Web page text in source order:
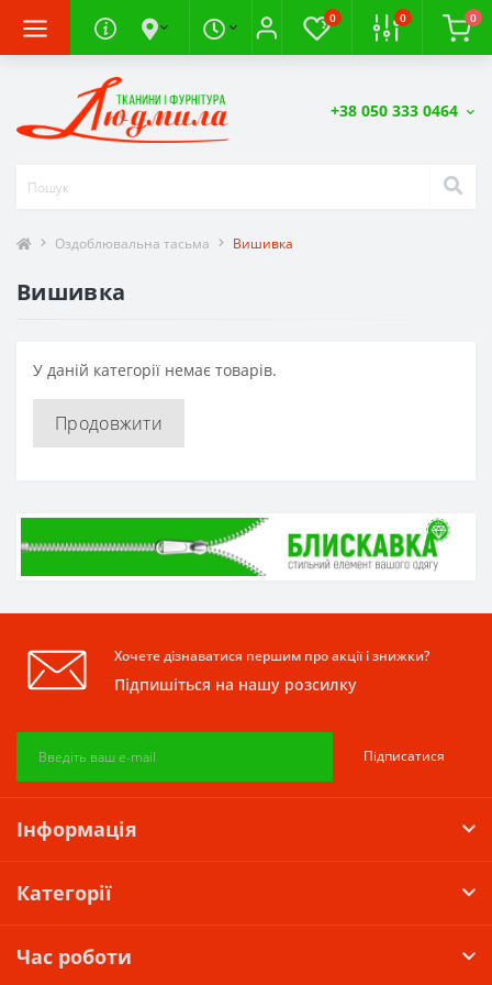
0 0 0
+38 050 333 0464
Оздоблювальна тасьма Вишивка
Вишивка
У даній категорії немає товарів.
Продовжити
Хочете дізнаватися першим про акції і знижки?
Підпишіться на нашу розсилку
Підписатися
Інформація
Категорії
Час роботи